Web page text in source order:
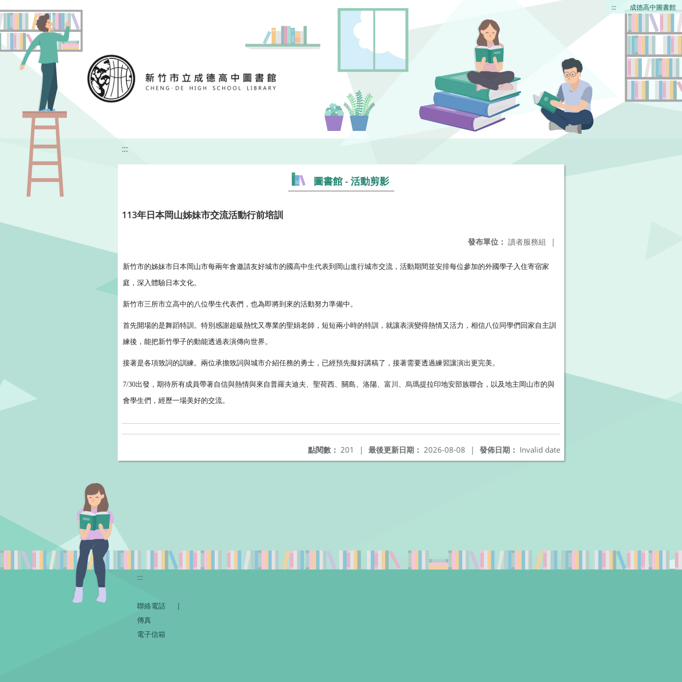
::: 成德高中圖書館
:::
圖書館 - 活動剪影
113年日本岡山姊妹市交流活動行前培訓
發布單位： 讀者服務組 |
新竹市的姊妹市日本岡山市每兩年會邀請友好城市的國高中生代表到岡山進行城市交流，活動期間並安排每位參加的外國學子入住寄宿家
庭，深入體驗日本文化。
新竹市三所市立高中的八位學生代表們，也為即將到來的活動努力準備中。
首先開場的是舞蹈特訓。特別感謝超級熱忱又專業的聖娟老師，短短兩小時的特訓，就讓表演變得熱情又活力，相信八位同學們回家自主訓
練後，能把新竹學子的動能透過表演傳向世界。
接著是各項致詞的訓練。兩位承擔致詞與城市介紹任務的勇士，已經預先擬好講稿了，接著需要透過練習讓演出更完美。
7/30出發，期待所有成員帶著自信與熱情與來自普羅夫迪夫、聖荷西、關島、洛陽、富川、烏瑪提拉印地安部族聯合，以及地主岡山市的與
會學生們，經歷一場美好的交流。
發佈日期： Invalid date
最後更新日期： 2026-08-08 |
點閱數： 201 |
:::
聯絡電話
|
傳真
電子信箱